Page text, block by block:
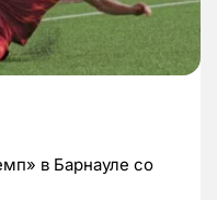
в Барнауле со